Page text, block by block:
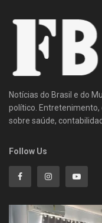
Notícias do Brasil e do
político.
sobre saúde,
Follow Us